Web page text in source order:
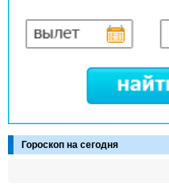
Гороскоп на сегодня